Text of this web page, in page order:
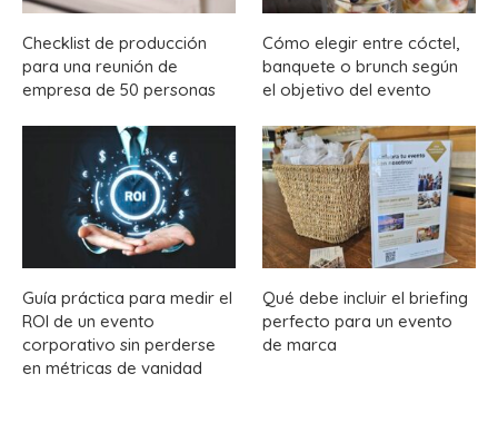
Checklist de producción
para una reunión de
empresa de 50 personas
Cómo elegir entre cóctel,
banquete o brunch según
el objetivo del evento
Guía práctica para medir el
ROI de un evento
corporativo sin perderse
en métricas de vanidad
Qué debe incluir el briefing
perfecto para un evento
de marca